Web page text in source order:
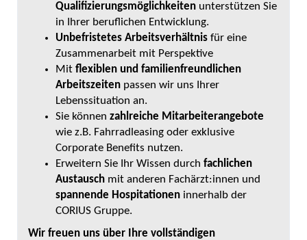
Qualifizierungsmöglichkeiten unterstützen Sie
in Ihrer beruflichen Entwicklung.
Unbefristetes Arbeitsverhältnis für eine
Zusammenarbeit mit Perspektive
Mit flexiblen und familienfreundlichen
Arbeitszeiten passen wir uns Ihrer
Lebenssituation an.
Sie können zahlreiche Mitarbeiterangebote
wie z.B. Fahrradleasing oder exklusive
Corporate Benefits nutzen.
Erweitern Sie Ihr Wissen durch fachlichen
Austausch mit anderen Fachärzt:innen und
spannende Hospitationen innerhalb der
CORIUS Gruppe.
Wir freuen uns über Ihre vollständigen